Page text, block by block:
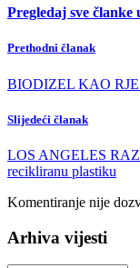
Pregledaj sve
Prethodni članak
BIODIZEL KAO
Slijedeći članak
LOS ANGELES
recikliranu plastiku
Komentiranje nije
Arhiva vijesti